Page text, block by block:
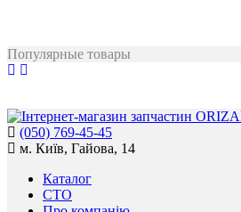
Популярные товары
(050) 769-45-45
м. Київ, Гайова, 14
Каталог
СТО